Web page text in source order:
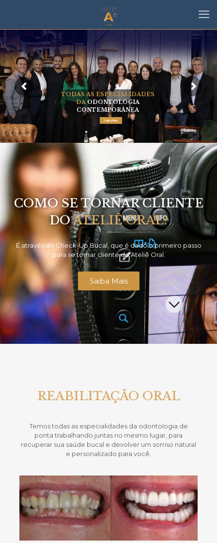
TODAS AS ESPECIALIDADES
DAODONTOLOGIA
CONTEMPORÂNEA
Saiba Mais
COMO SE TORNAR CLIENTE
DOATELIÊ ORAL?
É através do Check-Up Bucal, que é dado o primeiro passo
para se tornar cliente do Ateliê Oral.
Saiba Mais
REABILITAÇÃO ORAL
Temos todas as especialidades da odontologia de
ponta trabalhando juntas no mesmo lugar, para
recuperar sua saúde bucal e devolver um sorriso natural
e personalizado para você.